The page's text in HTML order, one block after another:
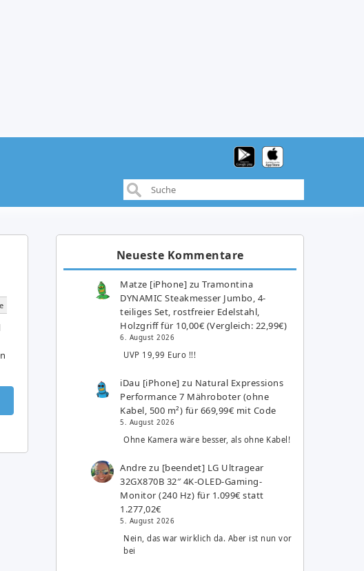
Neueste Kommentare
Matze [iPhone] zuTramontina
DYNAMIC Steakmesser Jumbo, 4-
teiliges Set, rostfreier Edelstahl,
Holzgriff für 10,00€ (Vergleich: 22,99€)
6. August 2026
UVP 19,99 Euro !!!
iDau [iPhone] zu Natural Expressions
Performance 7 Mähroboter (ohne
Kabel, 500 m²) für 669,99€ mit Code
5. August 2026
Ohne Kamera wäre besser, als ohne Kabel!
Andre zu [beendet] LG Ultragear
32GX870B 32″ 4K-OLED-Gaming-
Monitor (240 Hz) für 1.099€ statt
1.277,02€
5. August 2026
Nein, das war wirklich da. Aber ist nun vor
bei